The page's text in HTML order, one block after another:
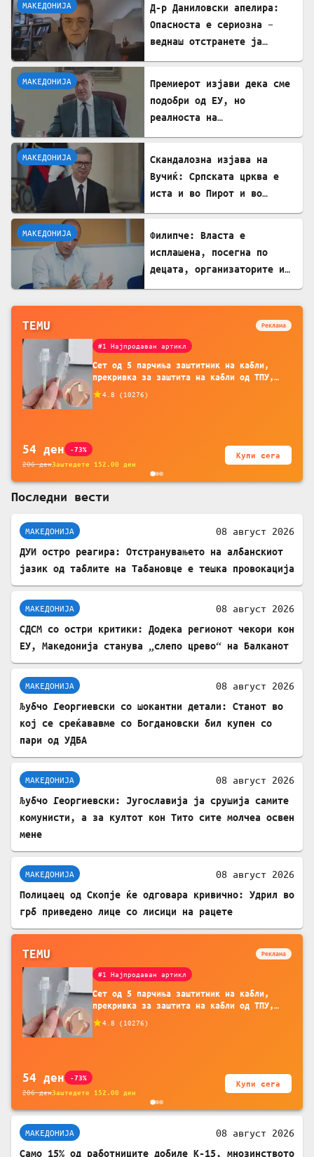
МАКЕДОНИЈА
Д-р Даниловски апелира:
Опасноста е сериозна –
веднаш отстранете ја
треска!
МАКЕДОНИЈА
Премиерот изјави дека сме
подобри од ЕУ, но
реалноста на
МАКЕДОНИЈА
Скандалозна изјава на
Вучиќ: Српската црква е
иста и во Пирот и во
МАКЕДОНИЈА
Филипче: Власта е
исплашена, посегна по
децата, организаторите и
TEMU Реклама
#1 Најпродаван артикл
Сет од 5 парчиња заштитник на кабли,
прекривка за заштита на кабли од ТПУ,
додатоци за заштита на кабли, без
батерија, за мобилни телефони, комплет
4.8 ( 10276)
54 ден -73%
206денЗаштедете 152.00 ден
Купи сега
Последни вести
МАКЕДОНИЈА 08 август 2026
ДУИ остро реагира: Отстранувањето на албанскиот
јазик од таблите на Табановце е тешка провокација
МАКЕДОНИЈА 08 август 2026
СДСМ со остри критики: Додека регионот чекори кон
ЕУ, Македонија станува „слепо црево“ на Балканот
МАКЕДОНИЈА 08 август 2026
Љубчо Георгиевски со шокантни детали: Станот во
кој се среќававме со Богдановски бил купен со
пари од УДБА
МАКЕДОНИЈА 08 август 2026
Љубчо Георгиевски: Југославија ја срушија самите
комунисти, а за култот кон Тито сите молчеа освен
мене
МАКЕДОНИЈА 08 август 2026
Полицаец од Скопје ќе одговара кривично: Удрил во
грб приведено лице со лисици на рацете
TEMU Реклама
#1 Најпродаван артикл
Сет од 5 парчиња заштитник на кабли,
прекривка за заштита на кабли од ТПУ,
додатоци за заштита на кабли, без
батерија, за мобилни телефони, комплет
4.8 ( 10276)
54 ден -73%
206денЗаштедете 152.00 ден
Купи сега
МАКЕДОНИЈА 08 август 2026
Само 15% од работниците добиле К-15, мнозинството